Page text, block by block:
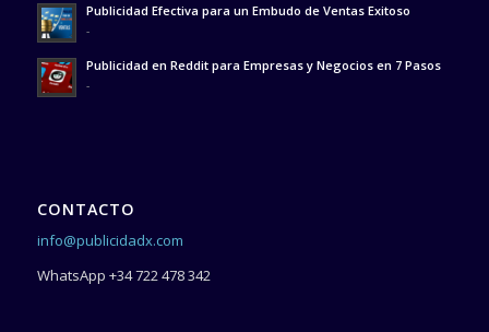
Publicidad Efectiva para un Embudo de Ventas Exitoso
-
Publicidad en Reddit para Empresas y Negocios en 7 Pasos
-
CONTACTO
info@publicidadx.com
WhatsApp +34 722 478 342